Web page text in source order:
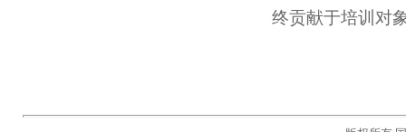
终贡献于培训对